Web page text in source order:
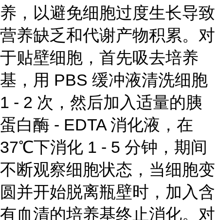
养，以避免细胞过度生长导致
营养缺乏和代谢产物积累。对
于贴壁细胞，首先吸去培养
基，用 PBS 缓冲液清洗细胞
1 - 2 次，然后加入适量的胰
蛋白酶 - EDTA 消化液，在
37℃下消化 1 - 5 分钟，期间
不断观察细胞状态，当细胞变
圆并开始脱离瓶壁时，加入含
有血清的培养基终止消化。对